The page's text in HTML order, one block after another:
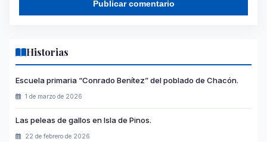
Historias
Escuela primaria “Conrado Benítez” del poblado de Chacón.
1 de marzo de 2026
Las peleas de gallos en Isla de Pinos.
22 de febrero de 2026